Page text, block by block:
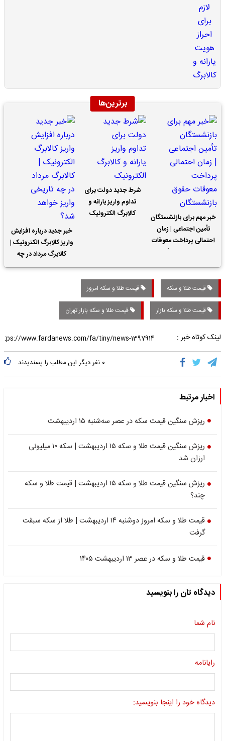
برترین‌ها
خبر مهم برای بازنشستگان
تأمین اجتماعی | زمان
احتمالی پرداخت معوقات
شرط جدید دولت برای
تداوم واریز یارانه و
کالابرگ الکترونیک
خبر جدید درباره افزایش
واریز کالابرگ الکترونیک |
کالابرگ مرداد در چه
تاریخی واریز خواهد شد؟
قیمت طلا و سکه قیمت طلا و سکه امروز
قیمت طلا و سکه بازار قیمت طلا و سکه بازار تهران
لینک کوتاه خبر :
۰ نفر دیگر این مطلب را پسندیدند
اخبار مرتبط
ریزش سنگین قیمت سکه در عصر سه‌شنبه ۱۵ اردیبهشت
ریزش سنگین قیمت طلا و سکه ۱۵ اردیبهشت | سکه ۱۰ میلیونی
ارزان شد
ریزش سنگین قیمت طلا و سکه ۱۵ اردیبهشت | قیمت طلا و سکه
چند؟
قیمت طلا و سکه امروز دوشنبه ۱۴ اردیبهشت | طلا از سکه سبقت
گرفت
قیمت طلا و سکه در عصر ۱۳ اردیبهشت ۱۴۰۵
دیدگاه تان را بنویسید
نام شما
رایانامه
دیدگاه خود را اینجا بنویسید: